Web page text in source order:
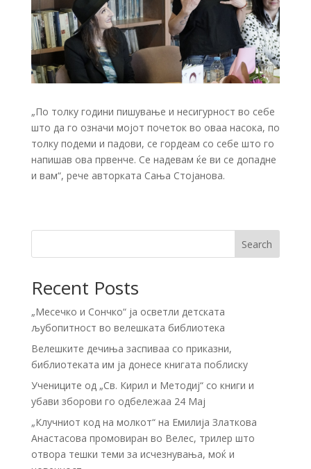
„По толку години пишување и несигурност во себе
што да го означи мојот почеток во оваа насока, по
толку подеми и падови, се гордеам со себе што го
напишав ова првенче. Се надевам ќе ви се допадне
и вам“, рече авторката Сања Стојанова.
Search
Recent Posts
„Месечко и Сончко“ ја осветли детската
љубопитност во велешката библиотека
Велешките дечиња заспиваа со приказни,
библиотеката им ја донесе книгата поблиску
Учениците од „Св. Кирил и Методиј“ со книги и
убави зборови го одбележаа 24 Мај
„Клучниот код на молкот“ на Емилија Златкова
Анастасова промовиран во Велес, трилер што
отвора тешки теми за исчезнувања, моќ и